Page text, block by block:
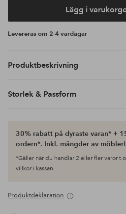
Lägg i
Levereras om 2-4 vardagar
Produktbeskrivning
Storlek & Passform
30% rabatt på dyraste varan* +
ordern*. Inkl. mängder av
*Gäller när du handlar 2 eller fler varor
villkor i kassan.
Produktdeklaration